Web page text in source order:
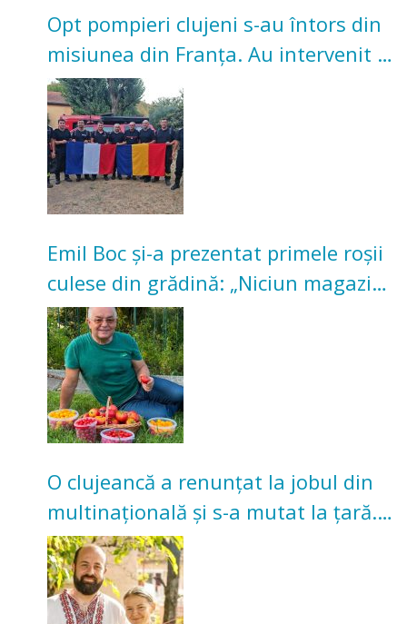
Opt pompieri clujeni s-au întors din
misiunea din Franța. Au intervenit la
incendii de vegetație și pădure
Emil Boc și-a prezentat primele roșii
culese din grădină: „Niciun magazin
nu poate oferi această satisfacție”
O clujeancă a renunțat la jobul din
multinațională și s-a mutat la țară.
Acum cultivă legume în grădina
bunicilor